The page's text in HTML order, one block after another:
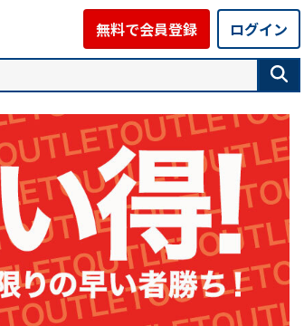
無料で会員登録 ログイン